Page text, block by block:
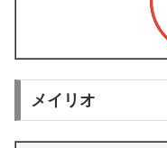
メイリオ